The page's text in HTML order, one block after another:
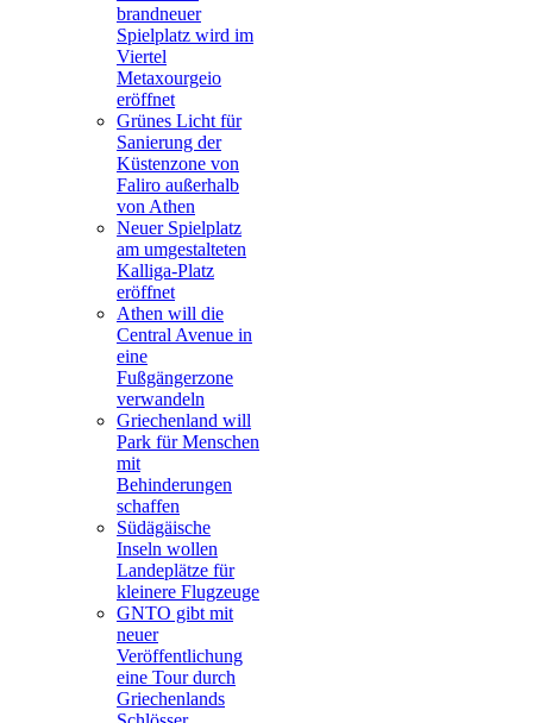
brandneuer
Spielplatz wird im
Viertel
Metaxourgeio
eröffnet
Grünes Licht für
Sanierung der
Küstenzone von
Faliro außerhalb
von Athen
Neuer Spielplatz
am umgestalteten
Kalliga-Platz
eröffnet
Athen will die
Central Avenue in
eine
Fußgängerzone
verwandeln
Griechenland will
Park für Menschen
mit
Behinderungen
schaffen
Südägäische
Inseln wollen
Landeplätze für
kleinere Flugzeuge
GNTO gibt mit
neuer
Veröffentlichung
eine Tour durch
Griechenlands